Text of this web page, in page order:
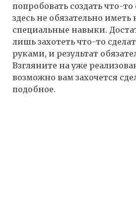
попробовать создать что-
здесь не обязательно
специальные навыки.
лишь захотеть что-то
руками, и результат
Взгляните на уже
возможно вам захочется
подобное.